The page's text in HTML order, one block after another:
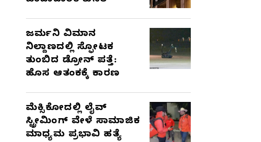
ಜರ್ಮನಿ ವಿಮಾನ
ನಿಲ್ದಾಣದಲ್ಲಿ ಸ್ಫೋಟಕ
ತುಂಬಿದ ಡ್ರೋನ್ ಪತ್ತೆ:
ಹೊಸ ಆತಂಕಕ್ಕೆ ಕಾರಣ
ಮೆಕ್ಸಿಕೋದಲ್ಲಿ ಲೈವ್
ಸ್ಟ್ರೀಮಿಂಗ್ ವೇಳೆ ಸಾಮಾಜಿಕ
ಮಾಧ್ಯಮ ಪ್ರಭಾವಿ ಹತ್ಯೆ